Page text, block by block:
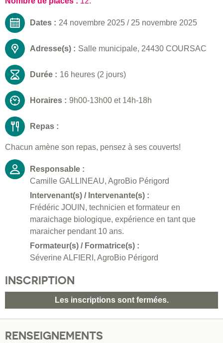
Dates : 24 novembre 2025 / 25 novembre 2025
Adresse(s) : Salle municipale, 24430 COURSAC
Durée : 16 heures (2 jours)
Horaires : 9h00-13h00 et 14h-18h
Repas :
Chacun amène son repas, pensez à ses couverts!
Responsable :
Camille GALLINEAU, AgroBio Périgord
Intervenant(s) / Intervenante(s) :
Frédéric JOUIN, technicien et formateur en
maraichage biologique, expérience en tant que
maraicher pendant 10 ans.
Formateur(s) / Formatrice(s) :
Séverine ALFIERI, AgroBio Périgord
INSCRIPTION
Les inscriptions sont fermées.
RENSEIGNEMENTS